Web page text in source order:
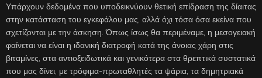
Υπάρχουν δεδομένα που υποδεικνύουν θετική επίδραση της δίαιτας
στην κατάσταση του εγκεφάλου μας, αλλά όχι τόσα όσα εκείνα που
σχετίζονται με την άσκηση. Όπως ίσως θα περιμέναμε, η μεσογειακή
φαίνεται να είναι η ιδανική διατροφή κατά της άνοιας χάρη στις
βιταμίνες, στα αντιοξειδωτικά και γενικότερα στα θρεπτικά συστατικά
που μας δίνει, με τρόφιμα-πρωταθλητές τα ψάρια, τα δημητριακά